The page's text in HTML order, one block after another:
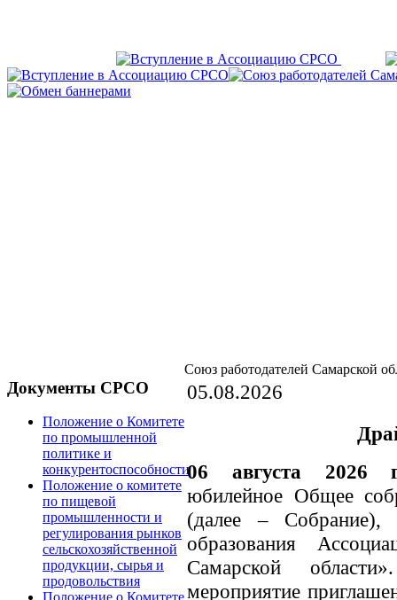
Документы СРСО
Положение о Комитете
по промышленной
политике и
конкурентоспособности
Положение о комитете
по пищевой
промышленности и
регулирования рынков
сельскохозяйственной
продукции, сырья и
продовольствия
Союз работодателей Самарской
05.08.2026
06 августа 2026
юбилейное Общее
(далее –
образования
Самарской
мероприятие